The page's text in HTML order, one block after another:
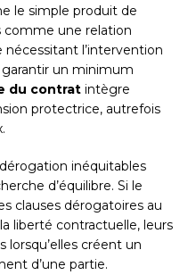
le simple produit de
comme une relation
l’intervention
un minimum
du contrat intègre
protectrice, autrefois
inéquitables
d’équilibre. Si le
clauses dérogatoires au
liberté contractuelle, leurs
créent un
d’une partie.